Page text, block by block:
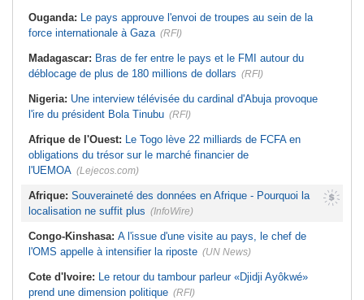
Ouganda: Le pays approuve l'envoi de troupes au sein de la
force internationale à Gaza (RFI)
Madagascar: Bras de fer entre le pays et le FMI autour du
déblocage de plus de 180 millions de dollars (RFI)
Nigeria: Une interview télévisée du cardinal d'Abuja provoque
l'ire du président Bola Tinubu (RFI)
Afrique de l'Ouest: Le Togo lève 22 milliards de FCFA en
obligations du trésor sur le marché financier de
l'UEMOA (Lejecos.com)
Afrique: Souveraineté des données en Afrique - Pourquoi la
localisation ne suffit plus (InfoWire)
Congo-Kinshasa: A l'issue d'une visite au pays, le chef de
l'OMS appelle à intensifier la riposte (UN News)
Cote d'Ivoire: Le retour du tambour parleur «Djidji Ayôkwé»
prend une dimension politique (RFI)